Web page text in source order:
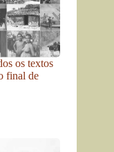
os textos
final de